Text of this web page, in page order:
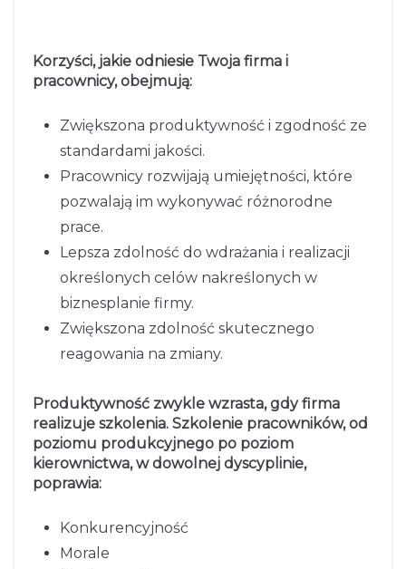
Korzyści, jakie odniesie Twoja firma i
pracownicy, obejmują:
Zwiększona produktywność i zgodność ze
standardami jakości.
Pracownicy rozwijają umiejętności, które
pozwalają im wykonywać różnorodne
prace.
Lepsza zdolność do wdrażania i realizacji
określonych celów nakreślonych w
biznesplanie firmy.
Zwiększona zdolność skutecznego
reagowania na zmiany.
Produktywność zwykle wzrasta, gdy firma
realizuje szkolenia. Szkolenie pracowników, od
poziomu produkcyjnego po poziom
kierownictwa, w dowolnej dyscyplinie,
poprawia:
Konkurencyjność
Morale